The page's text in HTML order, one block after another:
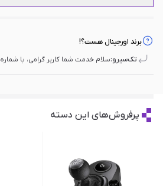
برند اورجینال هست؟!
تک‌سیرو:سلام خدمت شما کاربر گرامی، با شماره 02191009993 تماس بگیرید.
پرفروش‌های این دسته